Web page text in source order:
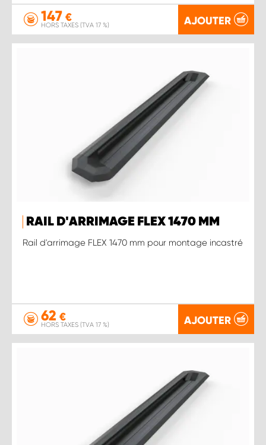
147 €
HORS TAXES (TVA 17 %) AJOUTER
RAIL D'ARRIMAGE FLEX 1470 MM
Rail d'arrimage FLEX 1470 mm pour montage incastré
62 €
HORS TAXES (TVA 17 %) AJOUTER